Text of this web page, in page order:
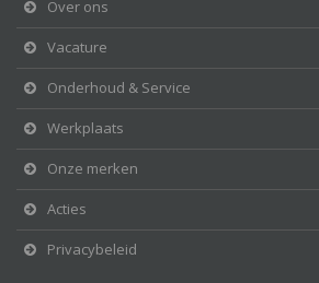
Over ons
Vacature
Onderhoud & Service
Werkplaats
Onze merken
Acties
Privacybeleid